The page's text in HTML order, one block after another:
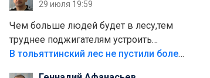
лежала в парке и испортилась.Да
еще,видимо,часть украли.
29 июля 19:59
Чем больше людей будет в лесу,тем
труднее поджигателям устроить
пожар.Тех кто разводит костры,тех
В тольяттинский лес не пустили более тысячи автомобилей